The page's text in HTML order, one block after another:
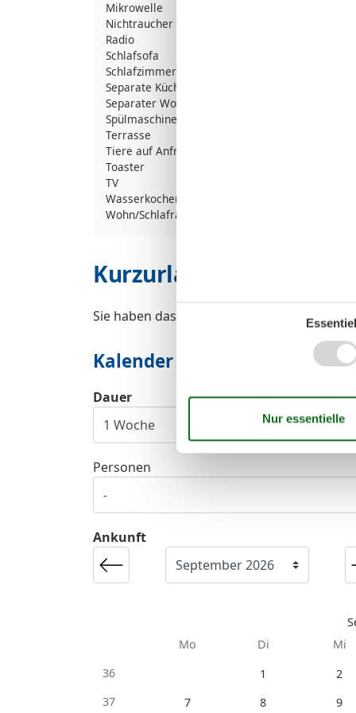
Mikrowelle
Nichtraucher
Radio
Schlafsofa
Schlafzimmer
Separate Küche
Separater Wohnraum
Spülmaschine
Terrasse
Tiere auf Anfrage
Toaster
TV
Wasserkocher
Wohn/Schlafraum komb
Kurzurlaub
Sie haben das ganze Jahr die Möglichkeit
Kalender
Ankunft
Mo
Di
Mi
36
1
2
37
7 8 9
Dauer
Personen